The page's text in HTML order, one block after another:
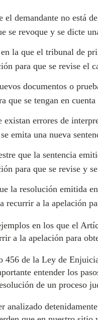
el demandante no está
se revoque y se dicte
la que el tribunal de
para que se revise el
documentos o
que se tengan en
existan errores de
emita una nueva
que la sentencia
para que se revise y
la resolución emitida
recurrir a la apelación
en los que el
a la apelación para
de la Ley de
entender los
de un proceso
analizado